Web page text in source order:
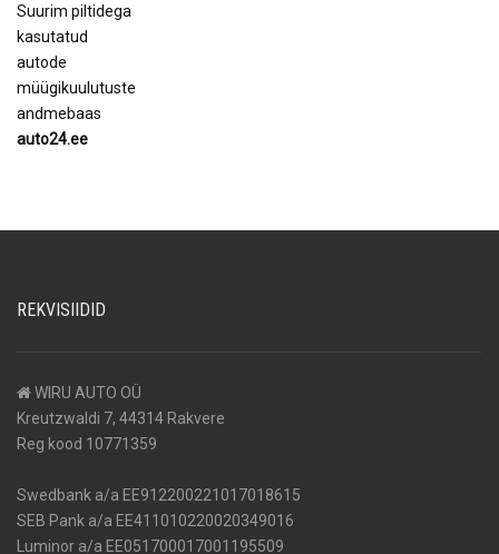
Suurim piltidega
kasutatud
autode
müügikuulutuste
andmebaas
auto24.ee
REKVISIIDID
WIRU AUTO OÜ
Kreutzwaldi 7, 44314 Rakvere
Reg kood 10771359
Swedbank a/a EE912200221017018615
SEB Pank a/a EE411010220020349016
Luminor a/a EE051700017001195509